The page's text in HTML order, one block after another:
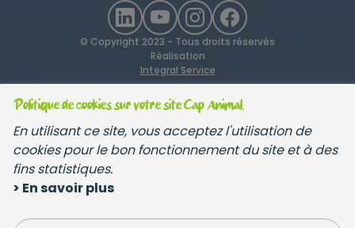
Politique de cookies sur votre site Cap Animal.
En utilisant ce site, vous acceptez l'utilisation de
cookies pour le bon fonctionnement du site et à des
fins statistiques.
> En savoir plus
© Copyright 2023 - Tous droits réservés
Réalisation
Integral Service